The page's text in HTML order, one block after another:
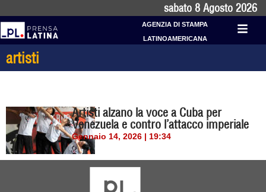
sabato 8 Agosto 2026
AGENZIA DI STAMPA
LATINOAMERICANA
artisti
Artisti alzano la voce a Cuba per
Venezuela e contro l’attacco imperiale
Gennaio 14, 2026 | 19:34